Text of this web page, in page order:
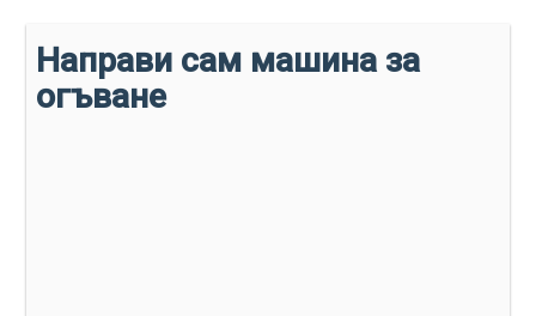
Направи сам машина за
огъване